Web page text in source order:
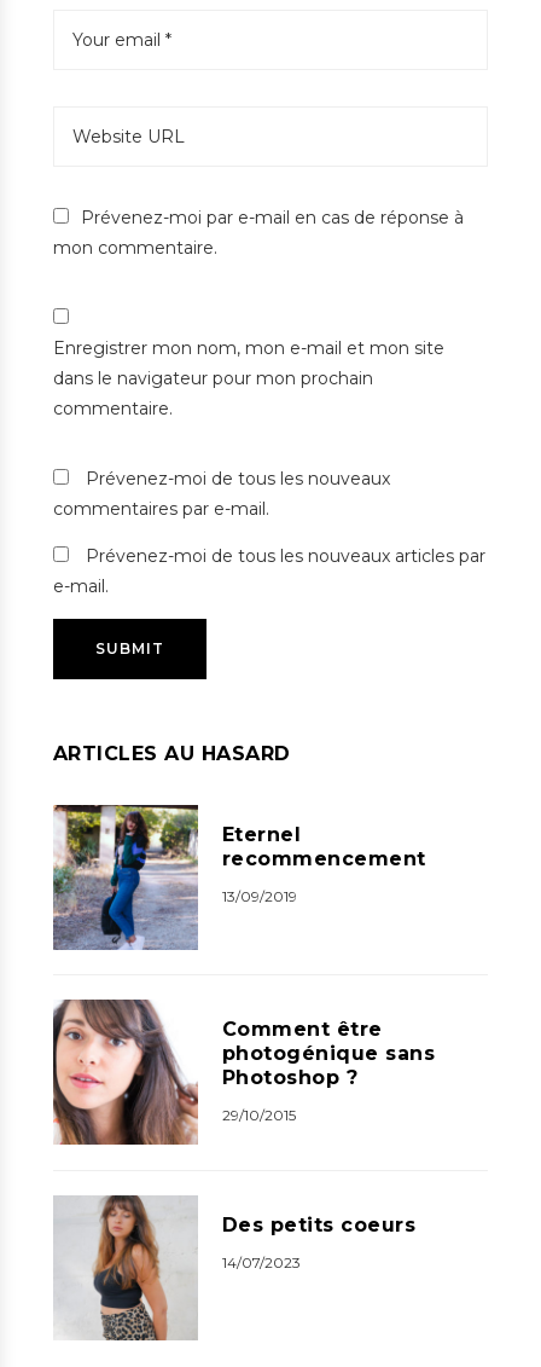
Prévenez-moi par e-mail en cas de réponse à
mon commentaire.
Enregistrer mon nom, mon e-mail et mon site
dans le navigateur pour mon prochain
commentaire.
Prévenez-moi de tous les nouveaux
commentaires par e-mail.
Prévenez-moi de tous les nouveaux articles par
e-mail.
ARTICLES AU HASARD
Eternel
recommencement
13/09/2019
Comment être
photogénique sans
Photoshop ?
29/10/2015
Des petits coeurs
14/07/2023